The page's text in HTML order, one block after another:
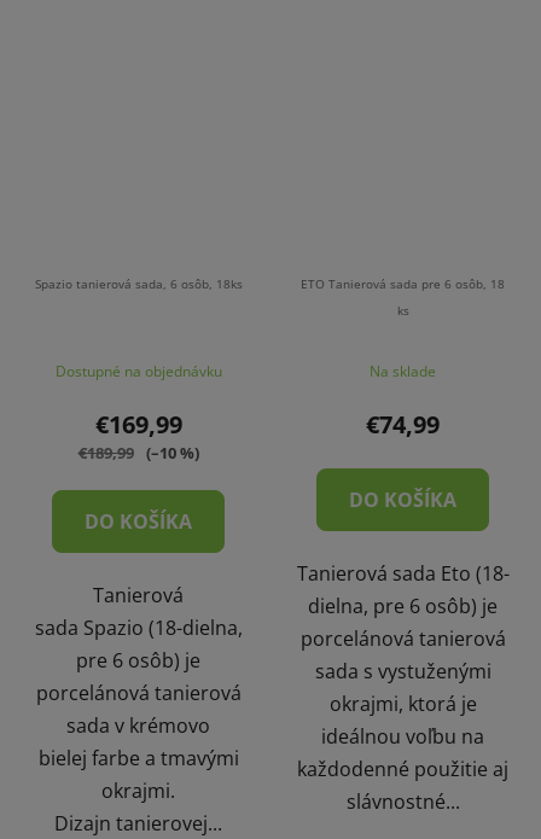
Spazio tanierová sada, 6 osôb, 18ks
Dostupné na objednávku
€169,99
€189,99 (–10 %)
DO KOŠÍKA
Tanierová
sada Spazio (18-dielna,
pre 6 osôb) je
porcelánová tanierová
sada v krémovo
bielej farbe a tmavými
okrajmi.
Dizajn tanierovej...
ETO Tanierová sada pre 6 osôb, 18
ks
Na sklade
€74,99
DO KOŠÍKA
Tanierová sada Eto (18-
dielna, pre 6 osôb) je
porcelánová tanierová
sada s vystuženými
okrajmi, ktorá je
ideálnou voľbu na
každodenné použitie aj
slávnostné...